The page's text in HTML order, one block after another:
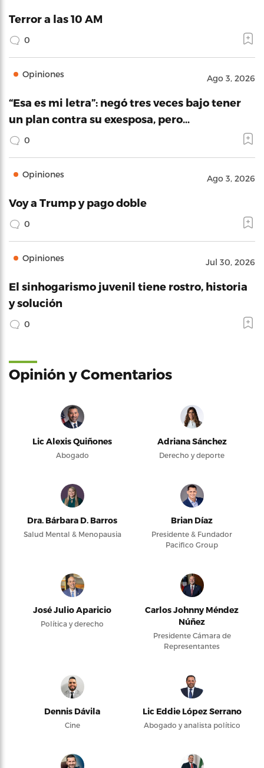
Terror a las 10 AM
0
Opiniones Ago 3, 2026
“Esa es mi letra”: negó tres veces bajo tener
un plan contra su exesposa, pero…
0
Opiniones Ago 3, 2026
Voy a Trump y pago doble
0
Opiniones Jul 30, 2026
El sinhogarismo juvenil tiene rostro, historia
y solución
0
Opinión y Comentarios
Lic Alexis Quiñones
Abogado
Adriana Sánchez
Derecho y deporte
Dra. Bárbara D. Barros
Salud Mental & Menopausia
Brian Díaz
Presidente & Fundador
Pacifico Group
José Julio Aparicio
Política y derecho
Carlos Johnny Méndez
Núñez
Presidente Cámara de
Representantes
Dennis Dávila
Cine
Lic Eddie López Serrano
Abogado y analista político